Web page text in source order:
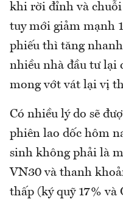
khi rời đỉnh và chuỗi
tuy mới giảm mạnh
phiếu thì tăng
nhiều nhà đầu tư lại
mong vớt vát lại vị
Có nhiều lý do sẽ
phiên lao dốc hôm
sinh không phải là
VN30 và thanh
thấp (ký quỹ 17%